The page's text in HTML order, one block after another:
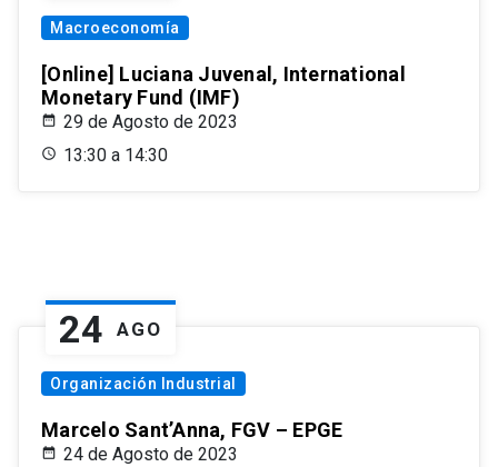
Macroeconomía
[Online] Luciana Juvenal, International
Monetary Fund (IMF)
29 de Agosto de 2023
13:30 a 14:30
24 AGO
Organización Industrial
Marcelo Sant’Anna, FGV – EPGE
24 de Agosto de 2023